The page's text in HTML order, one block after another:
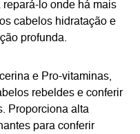
lo onde há mais
cabelos hidratação e
profunda.
e Pro-vitaminas,
rebeldes e conferir
Proporciona alta
para conferir